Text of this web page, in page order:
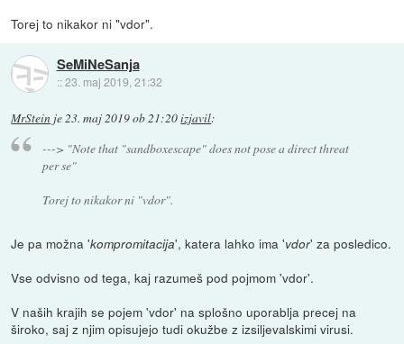
Torej to nikakor ni "vdor".
SeMiNeSanja
::23. maj 2019, 21:32
MrStein je23. maj 2019 ob 21:20izjavil:
---> "Note that "sandboxescape" does not pose a direct threat
per se"
Torej to nikakor ni "vdor".
Je pa možna 'kompromitacija', katera lahko ima 'vdor' za posledico.
Vse odvisno od tega, kaj razumeš pod pojmom 'vdor'.
V naših krajih se pojem 'vdor' na splošno uporablja precej na
široko, saj z njim opisujejo tudi okužbe z izsiljevalskimi virusi.